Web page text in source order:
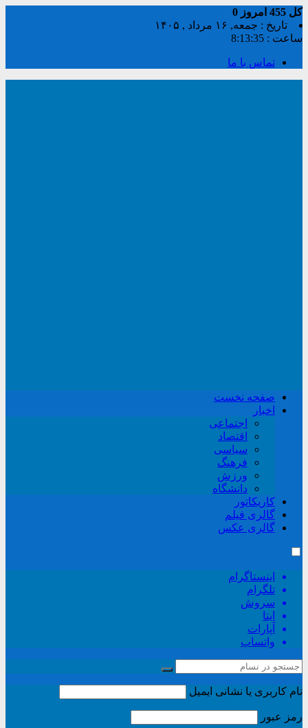
کل امروز 0
تاریخ : جمعه, ۱۶ مرداد , ۱۴۰۵
ساعت : 8:13:35
تماس با ما
صفحه نخست
اخبار
اجتماعی
اقتصاد
سیاسی
فرهنگ
ورزش
دانشگاه
کاریکاتور
گالری فیلم
گالری عکس
اینستاگرام
تلگرام
سروش
ایتا
آپارات
واتساپ
نام کاربری یا نشانی ایمیل
رمز عبور